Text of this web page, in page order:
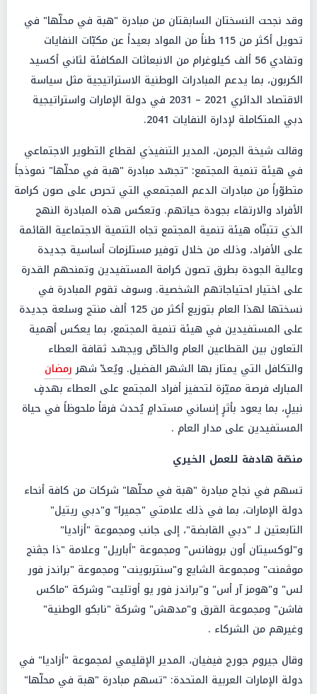
وقد نجحت النسختان السابقتان من مبادرة "هبة في محلّها" في
تحويل أكثر من 115 طناً من المواد بعيداً عن مكبّات النفايات
وتفادي 56 ألف كيلوغرام من الانبعاثات المكافئة لثاني أكسيد
الكربون، بما يدعم المبادرات الوطنية الاستراتيجية مثل سياسة
الاقتصاد الدائري 2021 – 2031 في دولة الإمارات واستراتيجية
دبي المتكاملة لإدارة النفايات 2041.
وقالت شيخة الجرمن، المدير التنفيذي لقطاع التطوير الاجتماعي
في هيئة تنمية المجتمع: "تجسّد مبادرة "هبة في محلّها" نموذجاً
متطوّراً من مبادرات الدعم المجتمعي التي تحرص على صون كرامة
الأفراد والارتقاء بجودة حياتهم. وتعكس هذه المبادرة النهج
الذي تتبنّاه هيئة تنمية المجتمع تجاه التنمية الاجتماعية القائمة
على الأفراد، وذلك من خلال توفير مستلزمات أساسية جديدة
وعالية الجودة بطرق تصون كرامة المستفيدين وتمنحهم القدرة
على اختيار احتياجاتهم الشخصية. وسوف تقوم المبادرة في
نسختها لهذا العام بتوزيع أكثر من 125 ألف منتج وسلعة جديدة
على المستفيدين في هيئة تنمية المجتمع، بما يعكس أهمية
التعاون بين القطاعين العام والخاصّ ويجسّد ثقافة العطاء
والتكافل التي يمتاز بها الشهر الفضيل. ويُعدّ شهررمضان
المبارك فرصة مميّزة لتحفيز أفراد المجتمع على العطاء بهدفٍ
نبيلٍ، بما يعود بأثرٍ إنساني مستدامٍ يُحدث فرقاً ملحوظاً في حياة
المستفيدين على مدار العام .
منصّة هادفة للعمل الخيري
تسهم في نجاح مبادرة "هبة في محلّها" شركات من كافة أنحاء
دولة الإمارات، بما في ذلك علامتي "جميرا" و"دبي ريتيل"
التابعتين لـ "دبي القابضة"، إلى جانب ومجموعة "أزاديا"
و"لوكسيتان أون بروفانس" ومجموعة "أباريل" وعلامة "ذا جڤنج
موڤمنت" ومجموعة الشايع و"سنتربوينت" ومجموعة "براندز فور
لس" و"هومز آر أس" و"براندز فور يو أوتليت" وشركة "ماكس
فاشن" ومجموعة القرق و"مدهش" وشركة "نابكو الوطنية"
وغيرهم من الشركاء .
وقال جيروم جورج فيفيان، المدير الإقليمي لمجموعة "أزاديا" في
دولة الإمارات العربية المتحدة: "تسهم مبادرة "هبة في محلّها"